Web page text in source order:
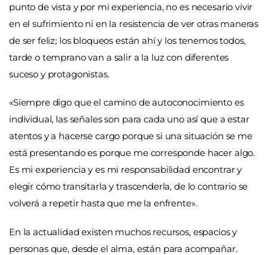
punto de vista y por mi experiencia, no es necesario vivir
en el sufrimiento ni en la resistencia de ver otras maneras
de ser feliz; los bloqueos están ahí y los tenemos todos,
tarde o temprano van a salir a la luz con diferentes
suceso y protagonistas.
«Siempre digo que el camino de autoconocimiento es
individual, las señales son para cada uno así que a estar
atentos y a hacerse cargo porque si una situación se me
está presentando es porque me corresponde hacer algo.
Es mi experiencia y es mi responsabilidad encontrar y
elegir cómo transitarla y trascenderla, de lo contrario se
volverá a repetir hasta que me la enfrente».
En la actualidad existen muchos recursos, espacios y
personas que, desde el alma, están para acompañar.